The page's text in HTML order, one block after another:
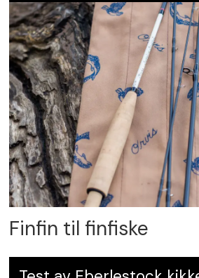
Finfin til finfiske